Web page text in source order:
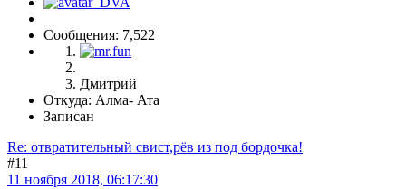
Сообщения: 7,522
Дмитрий
Откуда: Алма- Ата
Записан
Re: отвратительный свист,рёв из под бордочка!
#11
11 ноября 2018, 06:17:30